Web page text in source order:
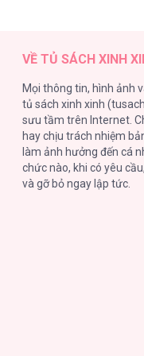
VỀ TỦ SÁCH XINH
Mọi thông tin, hình ảnh
tủ sách xinh xinh
sưu tầm trên Internet.
hay chịu trách nhiệm
làm ảnh hưởng đến cá
chức nào, khi có yêu
và gỡ bỏ ngay lập tức.